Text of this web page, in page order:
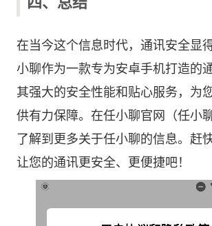
在当今这个信息时代，通讯安全显
小聊作为一款专为安卓手机打造的
其强大的安全性能和贴心服务，为
供有力保障。在任小聊官网（任小
了解到更多关于任小聊的信息。赶
让您的通讯更安全、更便捷吧！